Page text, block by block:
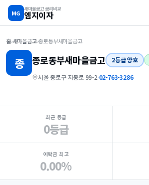
MG
새마을금고 금리비교
엠지이자
홈›새마을금고›종로동부새마을금고
종 종로동부새마을금고 2등급 양호
서울 종로구 지봉로 99-2·02-763-3286
지점 핵심 지표 요약
최근 등급
0등급
예탁금 최고
0.00%